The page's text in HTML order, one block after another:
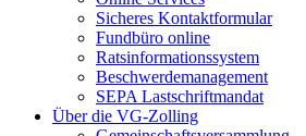
Sicheres Kontaktformular
Fundbüro online
Ratsinformationssystem
Beschwerdemanagement
SEPA Lastschriftmandat
Über die VG-Zolling